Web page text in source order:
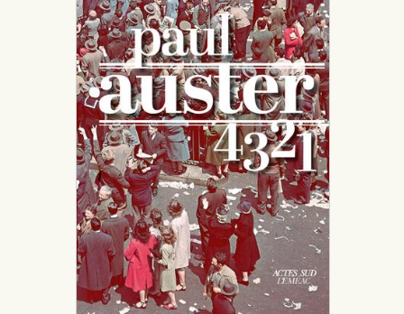
CATALOGUE
AUTEURICES
DROITS / RIGHTS
À PROPOS